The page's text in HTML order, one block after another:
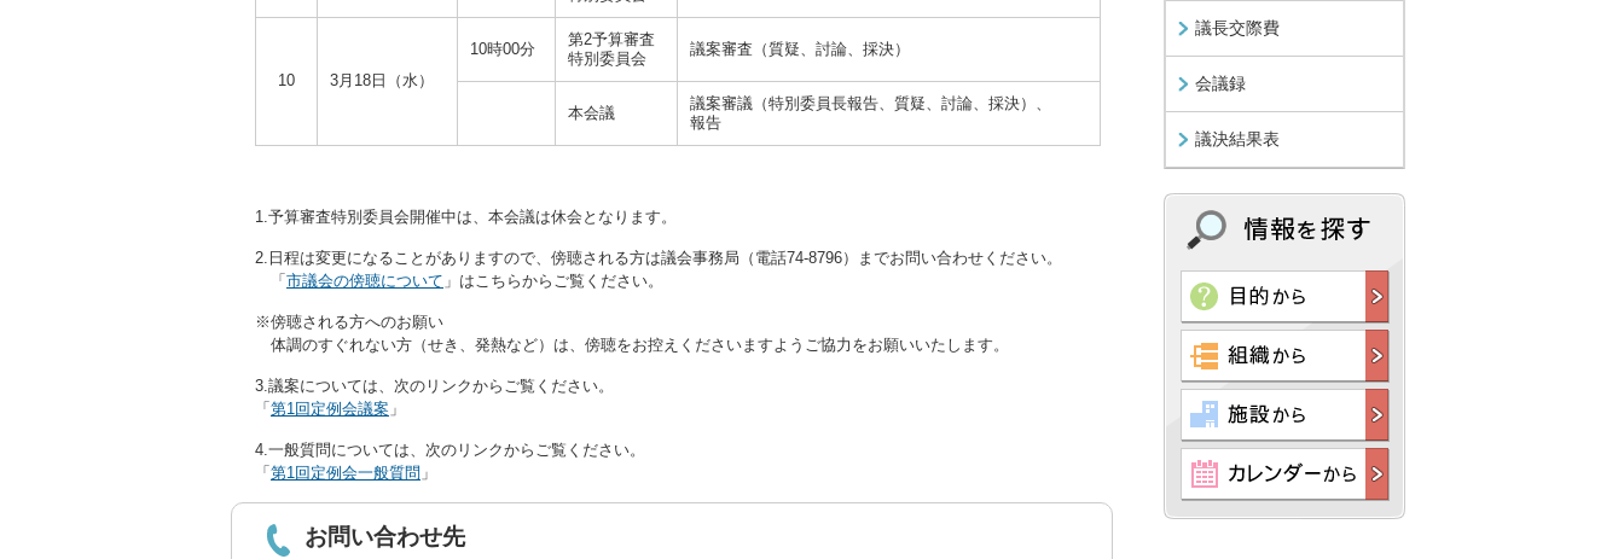
10 3月18日（水）
10時00分
第2予算審査
特別委員会
議案審査（質疑、討論、採決）
本会議
議案審議（特別委員長報告、質疑、討論、採決）、
報告
1.予算審査特別委員会開催中は、本会議は休会となります。
2.日程は変更になることがありますので、傍聴される方は議会事務局（電話74‐8796）までお問い合わせください。
「 市議会の傍聴について 」はこちらからご覧ください。
※傍聴される方へのお願い
体調のすぐれない方（せき、発熱など）は、傍聴をお控えくださいますようご協力をお願いいたします。
3.議案については、次のリンクからご覧ください。
「 第1回定例会議案 」
4.一般質問については、次のリンクからご覧ください。
「 第1回定例会一般質問 」
お問い合わせ先
議長交際費
会議録
議決結果表